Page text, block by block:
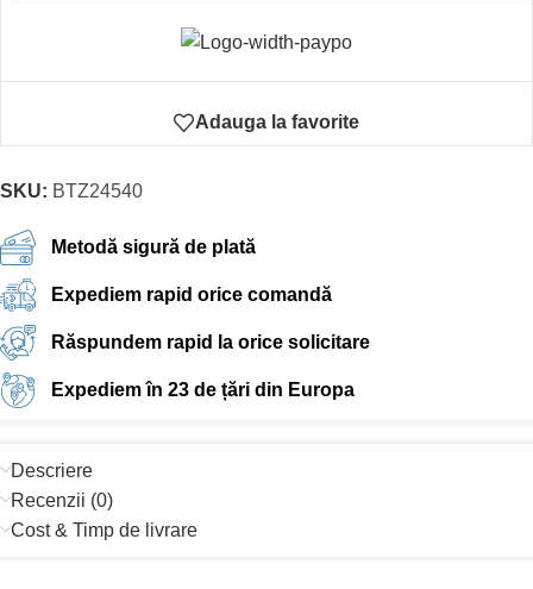
Adauga la favorite
SKU: BTZ24540
Metodă sigură de plată
Expediem rapid orice comandă
Răspundem rapid la orice solicitare
Expediem în 23 de țări din Europa
Descriere
Recenzii (0)
Cost & Timp de livrare